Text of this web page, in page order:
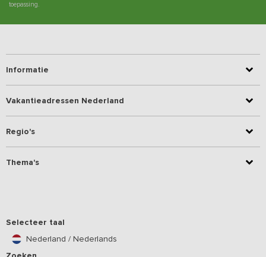
toepassing.
Informatie
Vakantieadressen Nederland
Regio's
Thema's
Selecteer taal
Nederland / Nederlands